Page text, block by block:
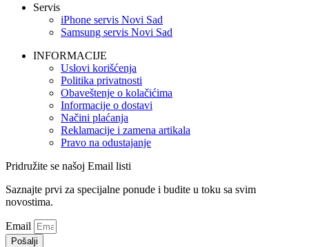
Servis
iPhone servis Novi Sad
Samsung servis Novi Sad
INFORMACIJE
Uslovi korišćenja
Politika privatnosti
Obaveštenje o kolačićima
Informacije o dostavi
Načini plaćanja
Reklamacije i zamena artikala
Pravo na odustajanje
Pridružite se našoj Email listi
Saznajte prvi za specijalne ponude i budite u toku sa svim
novostima.
Email
Pošalji